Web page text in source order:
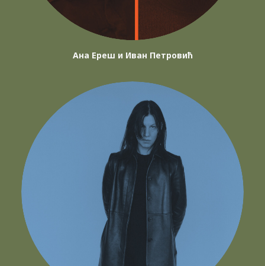
Ана Ереш и Иван Петровић